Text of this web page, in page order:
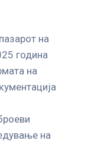
на
година
на
на